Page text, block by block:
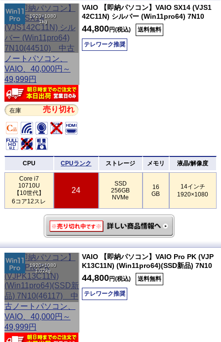
1920×1080
1kg
在庫 売り切れ
VAIO 【即納パソコン】VAIO SX14 (VJS1
42C11N) シルバー (Win11pro64) 7N10
44,800円(税込) 送料無料
テレワーク推奨
CPU CPUランク ストレージ メモリ 液晶/解像度
Core i7
10710U
【10世代】
6コア12スレ
24
SSD
256GB
NVMe
16
GB
14インチ
1920×1080
1920×1080
1.02kg
VAIO 【即納パソコン】VAIO Pro PK (VJP
K13C11N) (Win11pro64)(SSD新品) 7N10
44,800円(税込) 送料無料
テレワーク推奨